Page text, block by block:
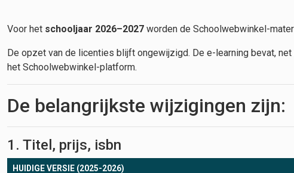
Voor het schooljaar 2026–2027 worden de Schoolwebwinkel-
De opzet van de licenties blijft ongewijzigd. De e-learning bevat,
het Schoolwebwinkel-platform.
De belangrijkste wijzigingen zijn:
1. Titel, prijs, isbn
HUIDIGE VERSIE (2025-2026)